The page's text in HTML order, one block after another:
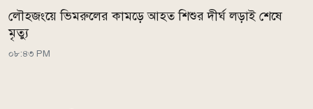
লৌহজংয়ে ভিমরুলের কামড়ে আহত শিশুর দীর্ঘ লড়াই শেষে
মৃত্যু
০৮:৪৩ PM